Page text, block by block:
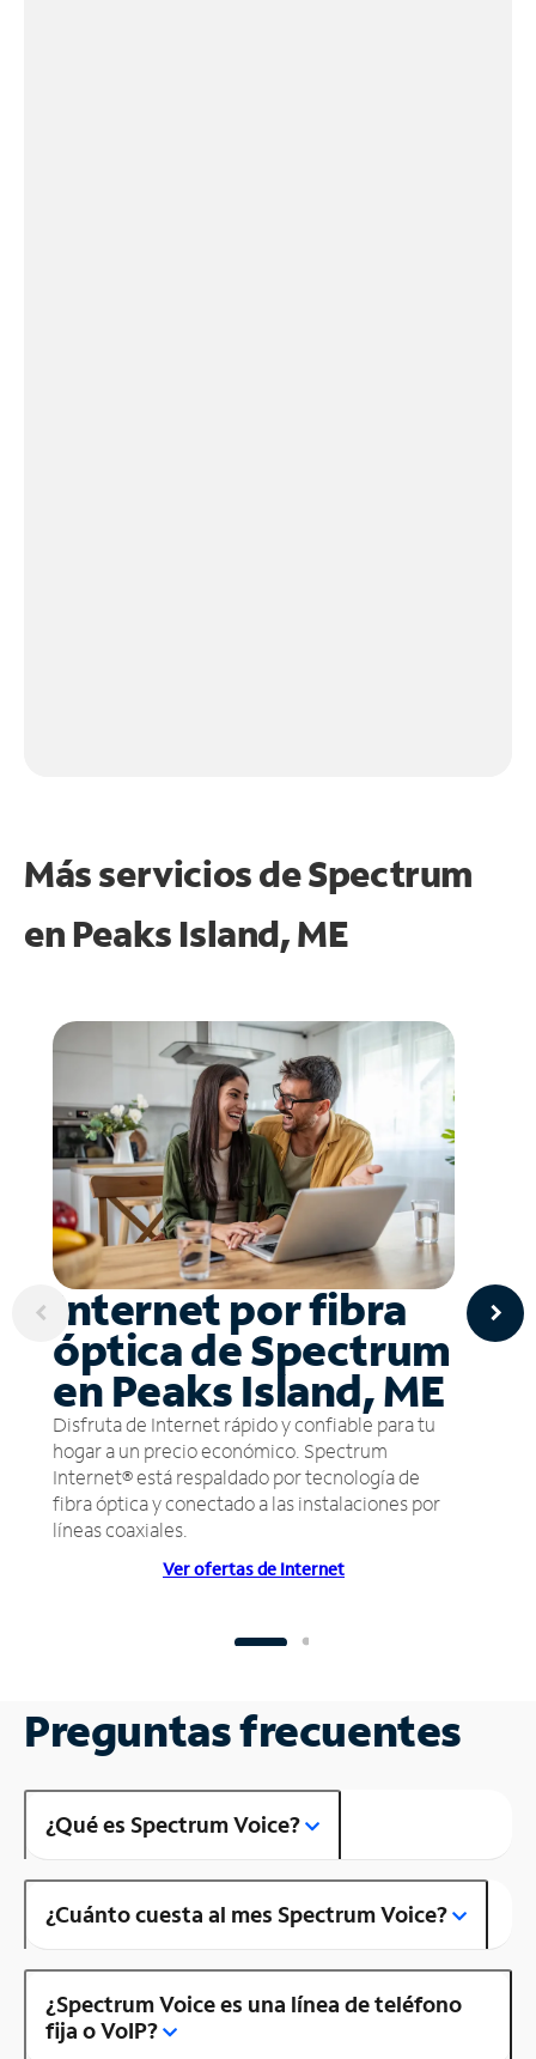
Más servicios de Spectrum
en Peaks Island, ME
Internet por fibra
óptica de Spectrum
en Peaks Island, ME
Disfruta de Internet rápido y confiable para tu
hogar a un precio económico. Spectrum
Internet® está respaldado por tecnología de
fibra óptica y conectado a las instalaciones por
líneas coaxiales.
Ver ofertas de Internet
Preguntas frecuentes
¿Qué es Spectrum Voice?
¿Cuánto cuesta al mes Spectrum Voice?
¿Spectrum Voice es una línea de teléfono
fija o VoIP?